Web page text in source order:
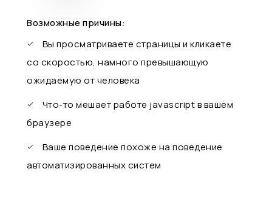
Возможные причины:
Вы просматриваете страницы и кликаете
со скоростью, намного превышающую
ожидаемую от человека
Что-то мешает работе javascript в вашем
браузере
Ваше поведение похоже на поведение
автоматизированных систем